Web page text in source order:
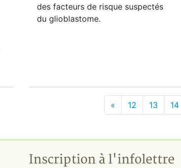
des facteurs de risque suspectés
du glioblastome.
« 12 13 14
Inscription à l'infolettre